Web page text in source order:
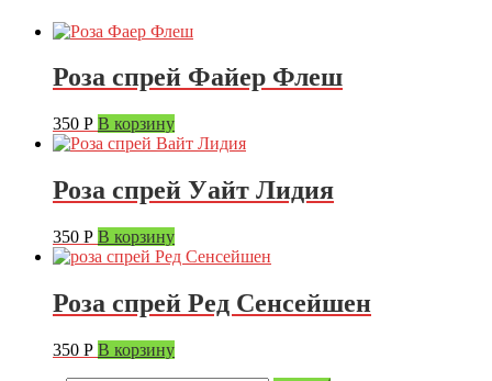
Роза спрей Файер Флеш
350 Р В корзину
Роза спрей Уайт Лидия
350 Р В корзину
Роза спрей Ред Сенсейшен
350 Р В корзину